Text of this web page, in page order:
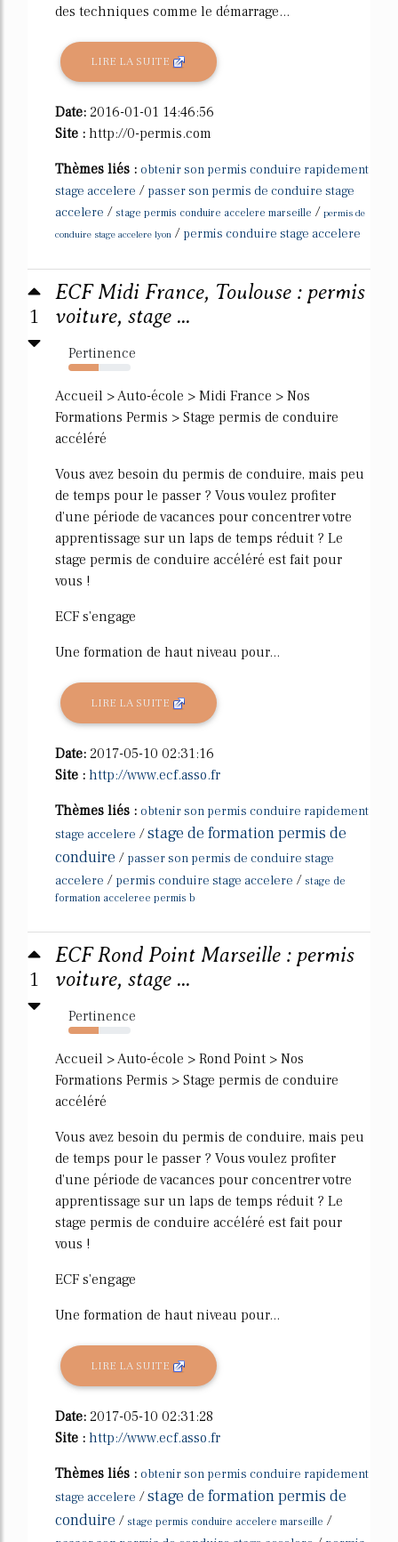
des techniques comme le démarrage...
LIRE LA SUITE
Date: 2016-01-01 14:46:56
Site : http://0-permis.com
Thèmes liés : obtenir son permis conduire rapidement
stage accelere / passer son permis de conduire stage
accelere / stage permis conduire accelere marseille / permis de
conduire stage accelere lyon / permis conduire stage accelere
1
ECF Midi France, Toulouse : permis
voiture, stage ...
Pertinence
48%
Accueil > Auto-école > Midi France > Nos
Formations Permis > Stage permis de conduire
accéléré
Vous avez besoin du permis de conduire, mais peu
de temps pour le passer ? Vous voulez profiter
d'une période de vacances pour concentrer votre
apprentissage sur un laps de temps réduit ? Le
stage permis de conduire accéléré est fait pour
vous !
ECF s'engage
Une formation de haut niveau pour...
LIRE LA SUITE
Date: 2017-05-10 02:31:16
Site : http://www.ecf.asso.fr
Thèmes liés : obtenir son permis conduire rapidement
stage accelere /stage de formation permis de
conduire / passer son permis de conduire stage
accelere / permis conduire stage accelere / stage de
formation acceleree permis b
1
ECF Rond Point Marseille : permis
voiture, stage ...
Pertinence
48%
Accueil > Auto-école > Rond Point > Nos
Formations Permis > Stage permis de conduire
accéléré
Vous avez besoin du permis de conduire, mais peu
de temps pour le passer ? Vous voulez profiter
d'une période de vacances pour concentrer votre
apprentissage sur un laps de temps réduit ? Le
stage permis de conduire accéléré est fait pour
vous !
ECF s'engage
Une formation de haut niveau pour...
LIRE LA SUITE
Date: 2017-05-10 02:31:28
Site : http://www.ecf.asso.fr
Thèmes liés : obtenir son permis conduire rapidement
stage accelere /stage de formation permis de
conduire / stage permis conduire accelere marseille /